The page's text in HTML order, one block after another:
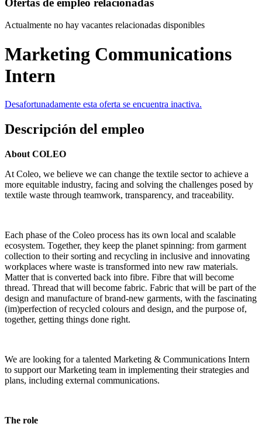
Actualmente no hay vacantes relacionadas disponibles
Marketing Communications
Intern
Desafortunadamente esta oferta se encuentra inactiva.
Descripción del empleo
About COLEO
At Coleo, we believe we can change the textile sector to achieve a
more equitable industry, facing and solving the challenges posed by
textile waste through teamwork, transparency, and traceability.
Each phase of the Coleo process has its own local and scalable
ecosystem. Together, they keep the planet spinning: from garment
collection to their sorting and recycling in inclusive and innovating
workplaces where waste is transformed into new raw materials.
Matter that is converted back into fibre. Fibre that will become
thread. Thread that will become fabric. Fabric that will be part of the
design and manufacture of brand-new garments, with the fascinating
(im)perfection of recycled colours and design, and the purpose of,
together, getting things done right.
We are looking for a talented Marketing & Communications Intern
to support our Marketing team in implementing their strategies and
plans, including external communications.
The role